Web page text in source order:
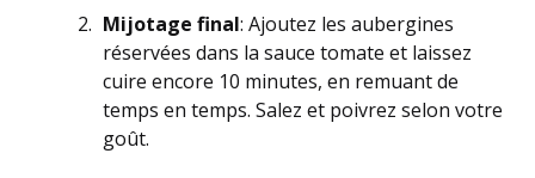
Mijotage final: Ajoutez les aubergines
réservées dans la sauce tomate et laissez
cuire encore 10 minutes, en remuant de
temps en temps. Salez et poivrez selon votre
goût.